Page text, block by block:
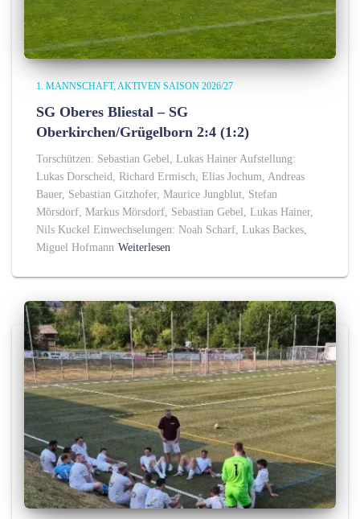
1. MANNSCHAFT AKTIVEN SAISON 2026/27
SG Oberes Bliestal – SG
Oberkirchen/Grügelborn 2:4 (1:2)
Torschützen: Sebastian Gebel, Lukas Hainer Aufstellung:
Lukas Dorscheid, Richard Ermisch, Elias Jochum, Andreas
Bauer, Sebastian Gitzhofer, Maurice Jungblut, Stefan
Mörsdorf, Markus Mörsdorf, Sebastian Gebel, Lukas Hainer,
Nils Kuckel Einwechselungen: Noah Scharf, Lukas Backes,
Miguel Hofmann Weiterlesen